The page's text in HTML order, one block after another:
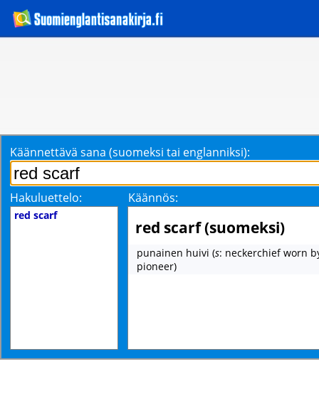
Käännettävä sana (suomeksi tai englanniksi):
Hakuluettelo: Käännös:
red scarf
red scarf (suomeksi)
punainen huivi (s: neckerchief worn
pioneer)